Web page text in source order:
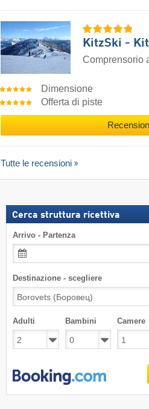
KitzSki -
Comprensorio
Dimensione
Offerta di piste
Tutte le recensioni
Cerca struttura ricettiva
Arrivo - Partenza
Destinazione - scegliere
Adulti Bambini Camere